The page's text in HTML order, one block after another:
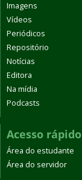
Imagens
Vídeos
Periódicos
Repositório
Notícias
Editora
Na mídia
Podcasts
Acesso rápido
Área do estudante
Área do servidor